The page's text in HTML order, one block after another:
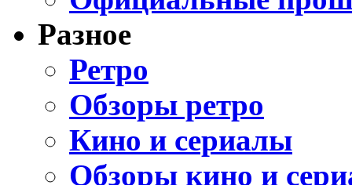
Разное
Ретро
Обзоры ретро
Кино и сериалы
Обзоры кино и